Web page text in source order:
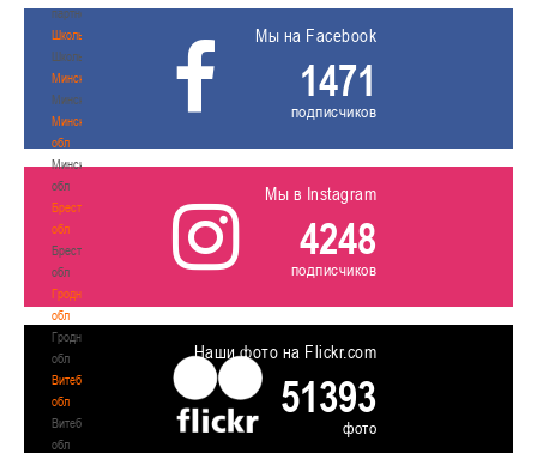
партнеры
Школы
Школы
Минск
Минск
Минская
обл
Минская
обл
Брестская
обл
Брестская
обл
Гродненская
обл
Гродненская
обл
Витебская
обл
Витебская
обл
Мы на Facebook
1471
подписчиков
Мы в Instagram
4248
подписчиков
Наши фото на Flickr.com
51393
фото